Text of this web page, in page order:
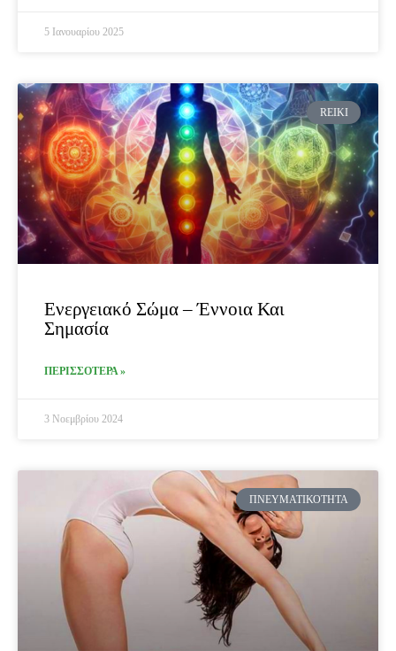
5 Ιανουαρίου 2025
REIKI
Ενεργειακό Σώμα – Έννοια Και
Σημασία
ΠΕΡΙΣΣΟΤΕΡΑ »
3 Νοεμβρίου 2024
ΠΝΕΥΜΑΤΙΚΌΤΗΤΑ